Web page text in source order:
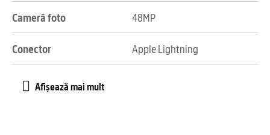
Cameră foto 48MP
Conector Apple Lightning